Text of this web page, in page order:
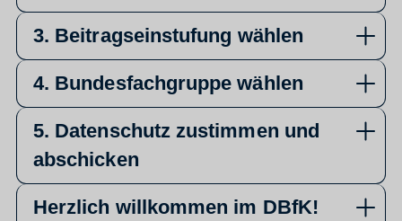
3. Beitragseinstufung wählen
4. Bundesfachgruppe wählen
5. Datenschutz zustimmen und
abschicken
Herzlich willkommen im DBfK!